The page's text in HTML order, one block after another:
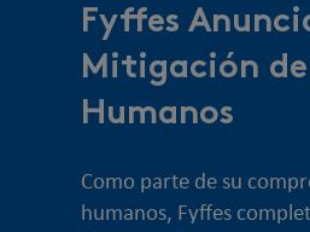
Fyffes
Mitigación de
Humanos
Como parte de su
humanos, Fyffes